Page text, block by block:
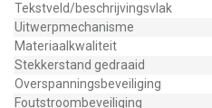
Tekstveld/beschrijvingsvlak
Uitwerpmechanisme
Materiaalkwaliteit
Stekkerstand gedraaid
Overspanningsbeveiliging
Foutstroombeveiliging